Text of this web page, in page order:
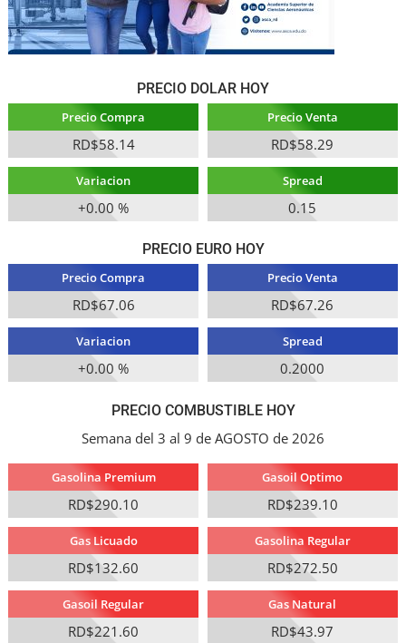
PRECIO DOLAR HOY
Precio Compra
RD$58.14
Precio Venta
RD$58.29
Variacion
+0.00 %
Spread
0.15
PRECIO EURO HOY
Precio Compra
RD$67.06
Precio Venta
RD$67.26
Variacion
+0.00 %
Spread
0.2000
PRECIO COMBUSTIBLE HOY
Semana del 3 al 9 de AGOSTO de 2026
Gasolina Premium
RD$290.10
Gasoil Optimo
RD$239.10
Gas Licuado
RD$132.60
Gasolina Regular
RD$272.50
Gasoil Regular
RD$221.60
Gas Natural
RD$43.97